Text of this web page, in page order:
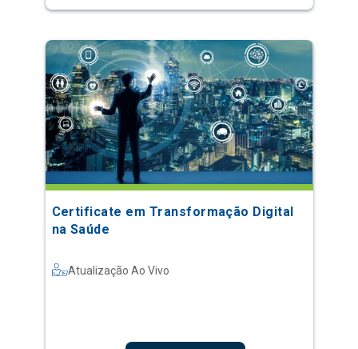
Certificate em Transformação Digital
na Saúde
Atualização Ao Vivo